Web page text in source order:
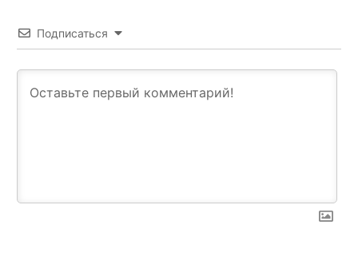
Подписаться